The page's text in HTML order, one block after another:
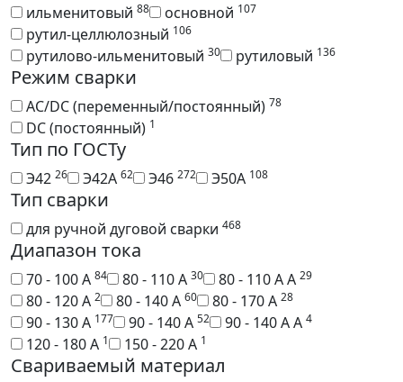
ильменитовый 88 основной 107
рутил-целлюлозный 106
рутилово-ильменитовый 30 рутиловый 136
Режим сварки
AC/DC (переменный/постоянный) 78
DC (постоянный) 1
Тип по ГОСТу
Э42 26 Э42А 62 Э46 272 Э50А 108
Тип сварки
для ручной дуговой сварки 468
Диапазон тока
70 - 100 А 84 80 - 110 А 30 80 - 110 А А 29
80 - 120 А 2 80 - 140 А 60 80 - 170 А 28
90 - 130 А 177 90 - 140 А 52 90 - 140 А А 4
120 - 180 А 1 150 - 220 А 1
Свариваемый материал